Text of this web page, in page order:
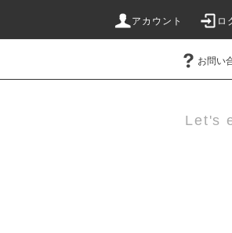
アカウント ロ
お問い
Let's